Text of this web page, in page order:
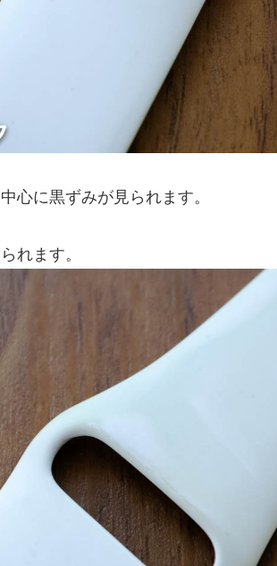
心に黒ずみが見られます。
れます。